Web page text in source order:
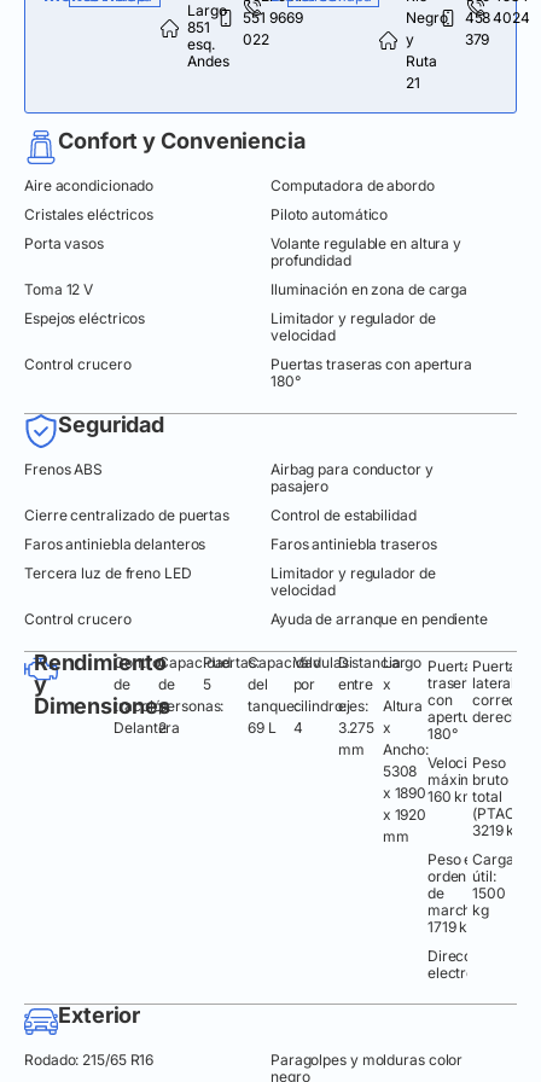
Largo
851
esq.
Andes
551
022
9669
Negro
y
Ruta
21
458
379
4024
Confort y Conveniencia
Aire acondicionado
Computadora de abordo
Cristales eléctricos
Piloto automático
Porta vasos
Volante regulable en altura y
profundidad
Toma 12 V
Iluminación en zona de carga
Espejos eléctricos
Limitador y regulador de
velocidad
Control crucero
Puertas traseras con apertura
180°
Seguridad
Frenos ABS
Airbag para conductor y
pasajero
Cierre centralizado de puertas
Control de estabilidad
Faros antiniebla delanteros
Faros antiniebla traseros
Tercera luz de freno LED
Limitador y regulador de
velocidad
Control crucero
Ayuda de arranque en pendiente
Rendimiento
y
Dimensiones
Control
de
tracción
Delantera
Capacidad
de
personas:
2
Puertas:
5
Capacidad
del
tanque:
69 L
Válvulas
por
cilindro:
4
Distancia
entre
ejes:
3.275
mm
Largo
x
Altura
x
Ancho:
5308
x 1890
x 1920
mm
Puertas
traseras
con
apertura
180°
Puerta
lateral
corrediza
derecha
Velocidad
máxima:
160 km/h
Peso
bruto
total
(PTAC):
3219 kg
Peso en
orden
de
marcha:
1719 kg
Carga
útil:
1500
kg
Dirección
electrohidráulica
Exterior
Rodado: 215/65 R16
Paragolpes y molduras color
negro